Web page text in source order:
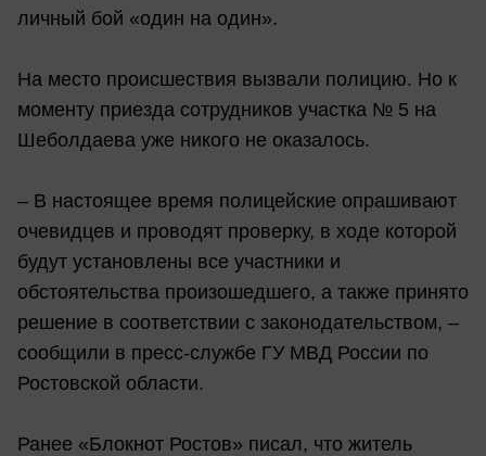
личный бой «один на один».
На место происшествия вызвали полицию. Но к
моменту приезда сотрудников участка № 5 на
Шеболдаева уже никого не оказалось.
– В настоящее время полицейские опрашивают
очевидцев и проводят проверку, в ходе которой
будут установлены все участники и
обстоятельства произошедшего, а также принято
решение в соответствии с законодательством, –
сообщили в пресс-службе ГУ МВД России по
Ростовской области.
Ранее «Блокнот Ростов» писал, что житель